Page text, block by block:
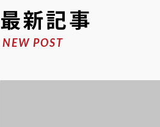
最新記事
NEW POST